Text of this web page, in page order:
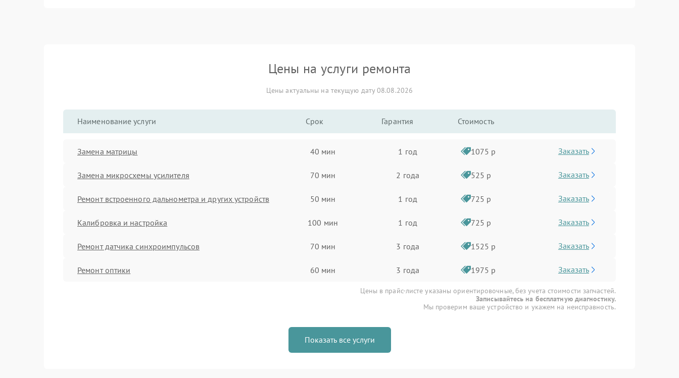
Цены на услуги ремонта
Цены актуальны на текущую дату 08.08.2026
Наименование услуги Срок Гарантия Стоимость
Замена матрицы 40 мин 1 год 1075 р Заказать
Замена микросхемы усилителя 70 мин 2 года 525 р Заказать
Ремонт встроенного дальнометра и других устройств 50 мин 1 год 725 р Заказать
Калибровка и настройка 100 мин 1 год 725 р Заказать
Ремонт датчика синхроимпульсов 70 мин 3 года 1525 р Заказать
Ремонт оптики 60 мин 3 года 1975 р Заказать
Цены в прайс-листе указаны ориентировочные, без учета стоимости запчастей.
Записывайтесь на бесплатную диагностику.
Мы проверим ваше устройство и укажем на неисправность.
Показать все услуги